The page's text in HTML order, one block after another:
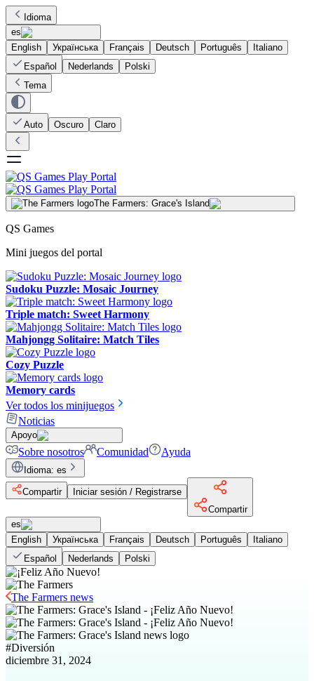
Idioma
es
English
Українська Français Deutsch Português
Italiano
Español
Nederlands
Polski
Tema
Auto Oscuro Claro
The Farmers: Grace's Island
QS Games
Mini juegos del portal
Sudoku Puzzle: Mosaic Journey
Triple match: Sweet Harmony
Mahjongg Solitaire: Match Tiles
Cozy Puzzle
Memory cards
Ver todos los minijuegos
Noticias
Apoyo
Sobre nosotros Comunidad Ayuda
Idioma: es
Compartir
Iniciar sesión / Registrarse
Compartir
es
English
Українська Français Deutsch Português
Italiano
Español
Nederlands Polski
The Farmers news
#Diversión
diciembre 31, 2024